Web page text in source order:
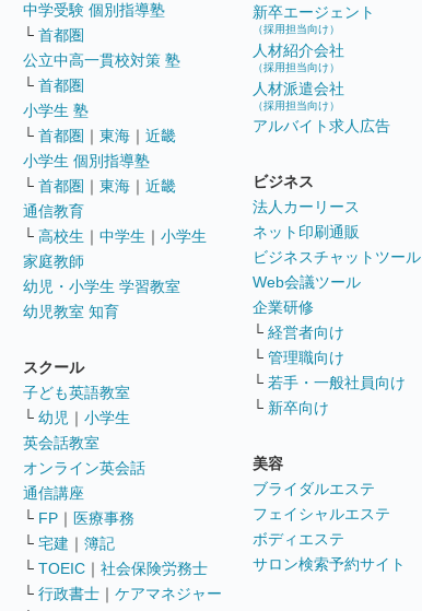
中学受験 個別指導塾
└ 首都圏
公立中高一貫校対策 塾
└ 首都圏
小学生 塾
└ 首都圏 ｜ 東海 ｜ 近畿
小学生 個別指導塾
└ 首都圏 ｜ 東海 ｜ 近畿
通信教育
└ 高校生 ｜ 中学生 ｜ 小学生
家庭教師
幼児・小学生 学習教室
幼児教室 知育
スクール
子ども英語教室
└ 幼児 ｜ 小学生
英会話教室
オンライン英会話
通信講座
└ FP ｜ 医療事務
└ 宅建 ｜ 簿記
└ TOEIC ｜ 社会保険労務士
└ 行政書士 ｜ ケアマネジャー
新卒エージェント
（採用担当向け）
人材紹介会社
（採用担当向け）
人材派遣会社
（採用担当向け）
アルバイト求人広告
ビジネス
法人カーリース
ネット印刷通販
ビジネスチャットツール
Web会議ツール
企業研修
└ 経営者向け
└ 管理職向け
└ 若手・一般社員向け
└ 新卒向け
美容
ブライダルエステ
フェイシャルエステ
ボディエステ
サロン検索予約サイト